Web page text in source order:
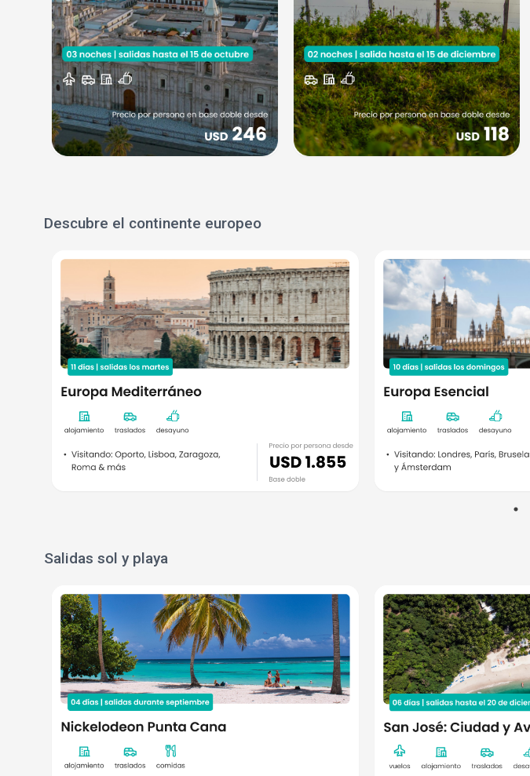
Descubre el continente europeo
Salidas sol y playa